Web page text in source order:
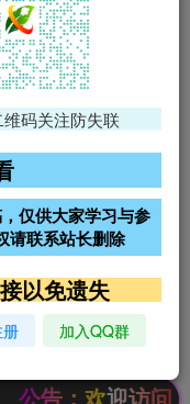
4核4G3M服务器38元/
高防免备案服务器
价文字广告位招租
价文字广告位招租
：欢迎访问辰光
码关注防失联
仅供大家学习与参
请联系站长删除
以免遗失
加入QQ群